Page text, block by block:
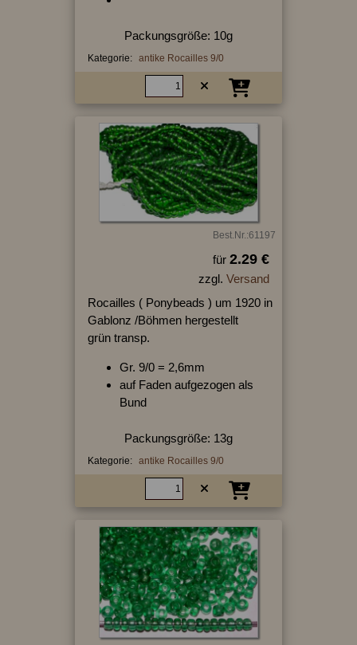
Packungsgröße: 10g
Kategorie: antike Rocailles 9/0
Best.Nr.:61197
für 2.29 €
zzgl. Versand
Rocailles ( Ponybeads ) um 1920 in
Gablonz /Böhmen hergestellt
grün transp.
Gr. 9/0 = 2,6mm
auf Faden aufgezogen als
Bund
Packungsgröße: 13g
Kategorie: antike Rocailles 9/0